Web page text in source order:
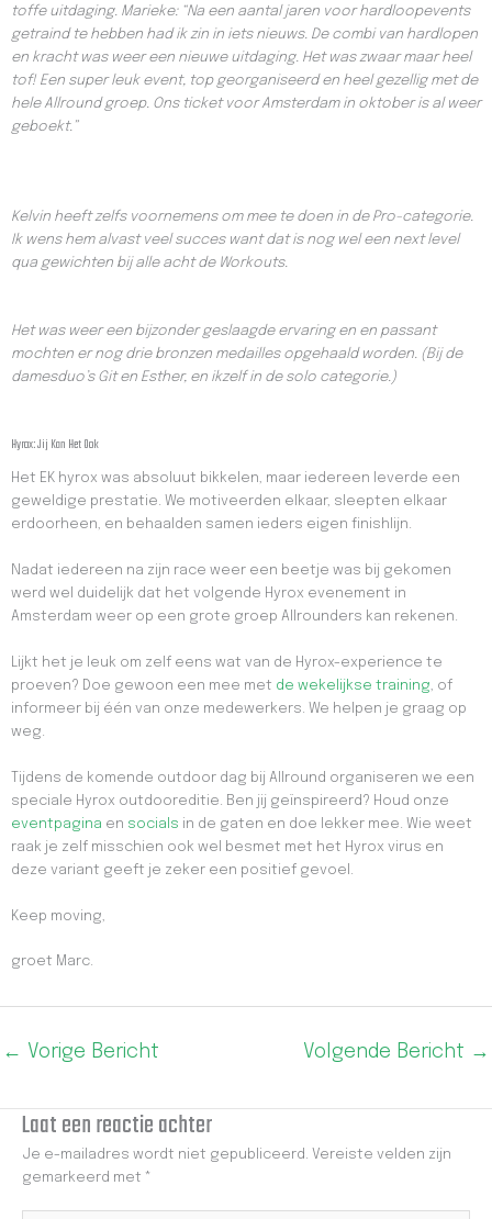
toffe uitdaging. Marieke: “Na een aantal jaren voor hardloopevents
getraind te hebben had ik zin in iets nieuws. De combi van hardlopen
en kracht was weer een nieuwe uitdaging. Het was zwaar maar heel
tof! Een super leuk event, top georganiseerd en heel gezellig met de
hele Allround groep. Ons ticket voor Amsterdam in oktober is al weer
geboekt.”
Kelvin heeft zelfs voornemens om mee te doen in de Pro-categorie.
Ik wens hem alvast veel succes want dat is nog wel een next level
qua gewichten bij alle acht de Workouts.
Het was weer een bijzonder geslaagde ervaring en en passant
mochten er nog drie bronzen medailles opgehaald worden. (Bij de
damesduo’s Git en Esther, en ikzelf in de solo categorie.)
Hyrox: Jij Kan Het Ook
Het EK hyrox was absoluut bikkelen, maar iedereen leverde een
geweldige prestatie. We motiveerden elkaar, sleepten elkaar
erdoorheen, en behaalden samen ieders eigen finishlijn.
Nadat iedereen na zijn race weer een beetje was bij gekomen
werd wel duidelijk dat het volgende Hyrox evenement in
Amsterdam weer op een grote groep Allrounders kan rekenen.
Lijkt het je leuk om zelf eens wat van de Hyrox-experience te
proeven? Doe gewoon een mee met de wekelijkse training, of
informeer bij één van onze medewerkers. We helpen je graag op
weg.
Tijdens de komende outdoor dag bij Allround organiseren we een
speciale Hyrox outdooreditie. Ben jij geïnspireerd? Houd onze
eventpagina en socials in de gaten en doe lekker mee. Wie weet
raak je zelf misschien ook wel besmet met het Hyrox virus en
deze variant geeft je zeker een positief gevoel.
Keep moving,
groet Marc.
← Vorige Bericht Volgende Bericht →
Laat een reactie achter
Je e-mailadres wordt niet gepubliceerd. Vereiste velden zijn
gemarkeerd met *